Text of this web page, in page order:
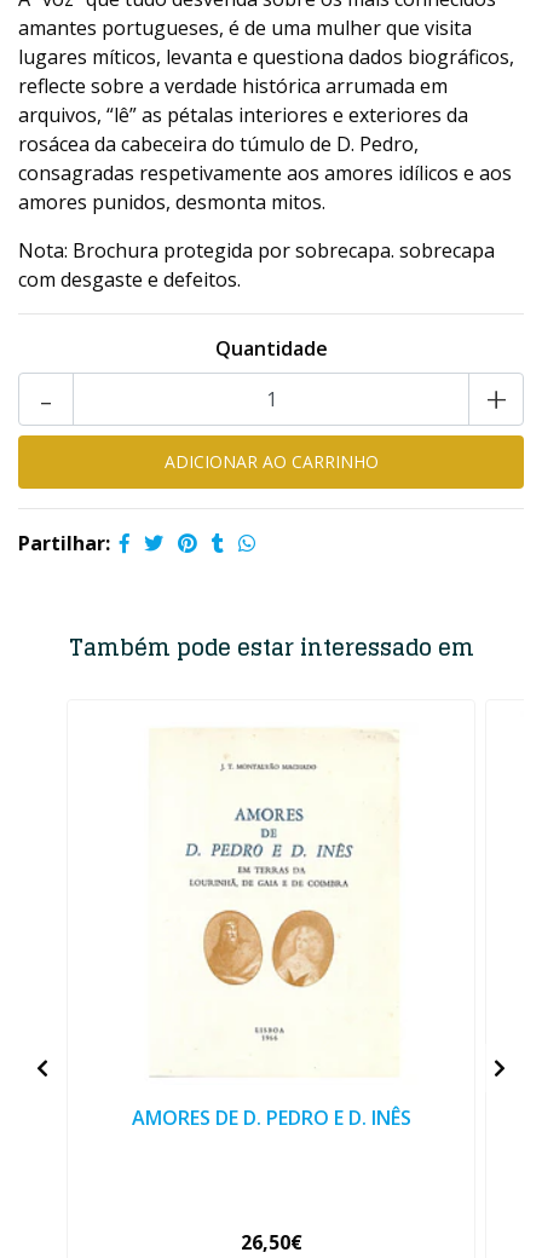
amantes portugueses, é de uma mulher que visita
lugares míticos, levanta e questiona dados biográficos,
reflecte sobre a verdade histórica arrumada em
arquivos, “lê” as pétalas interiores e exteriores da
rosácea da cabeceira do túmulo de D. Pedro,
consagradas respetivamente aos amores idílicos e aos
amores punidos, desmonta mitos.
Nota: Brochura protegida por sobrecapa. sobrecapa
com desgaste e defeitos.
Quantidade
+
-
Partilhar:
Também pode estar interessado em
AMORES DE D. PEDRO E D. INÊS
26,50€